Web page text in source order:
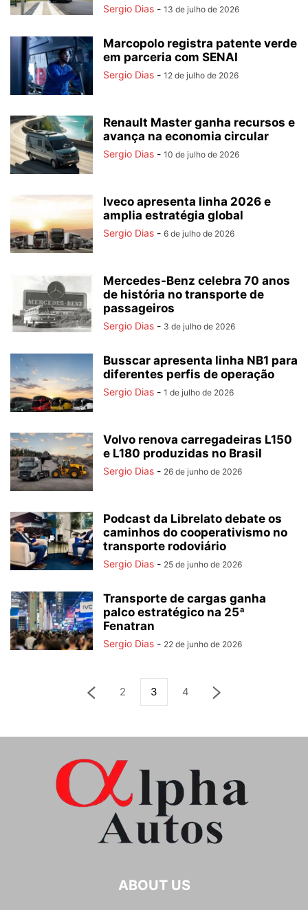
Sergio Dias - 13 de julho de 2026
Marcopolo registra patente verde
em parceria com SENAI
Sergio Dias - 12 de julho de 2026
Renault Master ganha recursos e
avança na economia circular
Sergio Dias - 10 de julho de 2026
Iveco apresenta linha 2026 e
amplia estratégia global
Sergio Dias - 6 de julho de 2026
Mercedes-Benz celebra 70 anos
de história no transporte de
passageiros
Sergio Dias - 3 de julho de 2026
Busscar apresenta linha NB1 para
diferentes perfis de operação
Sergio Dias - 1 de julho de 2026
Volvo renova carregadeiras L150
e L180 produzidas no Brasil
Sergio Dias - 26 de junho de 2026
Podcast da Librelato debate os
caminhos do cooperativismo no
transporte rodoviário
Sergio Dias - 25 de junho de 2026
Transporte de cargas ganha
palco estratégico na 25ª
Fenatran
Sergio Dias - 22 de junho de 2026
2 3 4
ABOUT US